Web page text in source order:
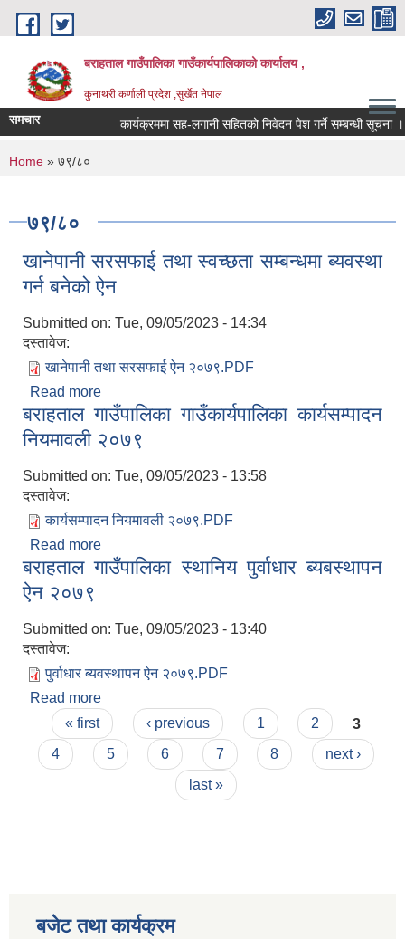
Skip to main content
बराहताल गाउँपालिका गाउँकार्यपालिकाको कार्यालय ,
कुनाथरी कर्णाली प्रदेश ,सुर्खेत नेपाल
समचार कार्यक्रममा सह-लगानी सहितको निवेदन पेश गर्ने सम्बन्धी सूचना ।।।
You are here
Home » ७९/८०
७९/८०
खानेपानी सरसफाई तथा स्वच्छता सम्बन्धमा ब्यवस्था
गर्न बनेको ऐन
Submitted on: Tue, 09/05/2023 - 14:34
दस्तावेज:
खानेपानी तथा सरसफाई ऐन २०७९.PDF
Read more
गर्न बनेको ऐन
बराहताल गाउँपालिका गाउँकार्यपालिका कार्यसम्पादन
नियमावली २०७९
Submitted on: Tue, 09/05/2023 - 13:58
दस्तावेज:
कार्यसम्पादन नियमावली २०७९.PDF
Read more
नियमावली २०७९
बराहताल गाउँपालिका स्थानिय पुर्वाधार ब्यबस्थापन
ऐन २०७९
Submitted on: Tue, 09/05/2023 - 13:40
दस्तावेज:
पुर्वाधार ब्यवस्थापन ऐन २०७९.PDF
Read more
ऐन २०७९
Pages
« first ‹ previous 1 2
3
4
5 6 7 8
next ›
last »
बजेट तथा कार्यक्रम